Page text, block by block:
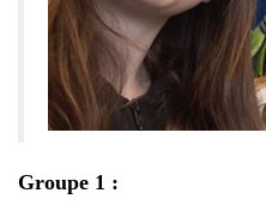
Groupe 1 :